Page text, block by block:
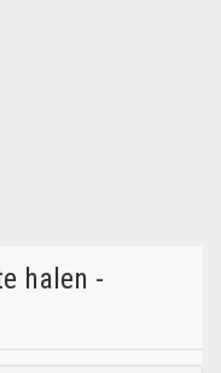
halen -